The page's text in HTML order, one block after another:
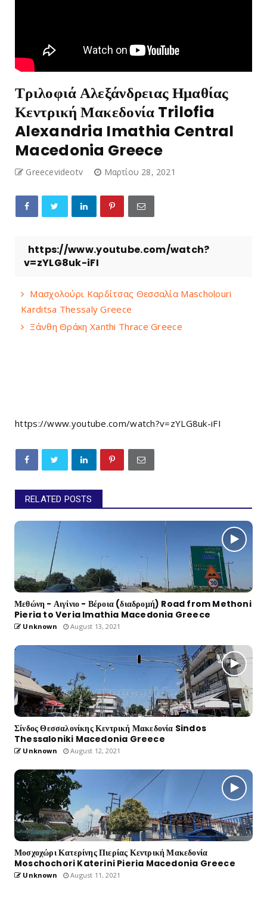
Τριλοφιά Αλεξάνδρειας Ημαθίας
Κεντρική Μακεδονία Trilofia
Alexandria Imathia Central
Macedonia Greece
Greecevideotv Μαρτίου 28, 2021
https://www.youtube.com/watch?
v=zYLG8uk-iFI
Μασχολούρι Καρδίτσας Θεσσαλία Mascholouri
Karditsa Thessaly Greece
Ξάνθη Θράκη Xanthi Thrace Greece
https://www.youtube.com/watch?v=zYLG8uk-iFI
RELATED POSTS
Μεθώνη - Αιγίνιο - Βέροια (διαδρομή) Road from Methoni
Pieria to Veria Imathia Macedonia Greece
Unknown August 13, 2021
Σίνδος Θεσσαλονίκης Κεντρική Μακεδονία Sindos
Thessaloniki Macedonia Greece
Unknown August 12, 2021
Μοσχοχώρι Κατερίνης Πιερίας Κεντρική Μακεδονία
Moschochori Katerini Pieria Macedonia Greece
Unknown August 11, 2021